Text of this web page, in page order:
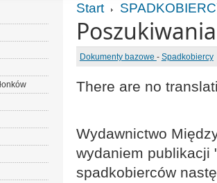
Start
Dokumenty bazowe - Spadkobiercy
There are no
Wydawnictwo
wydaniem publikacji
spadkobierców